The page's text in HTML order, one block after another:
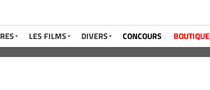
LES FILMS DIVERS CONCOURS BOUTIQUE